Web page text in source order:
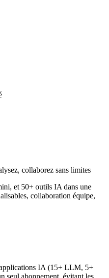
collaborez sans limites
et 50+ outils IA dans une
collaboration équipe,
IA (15+ LLM, 5+
seul abonnement, évitant les